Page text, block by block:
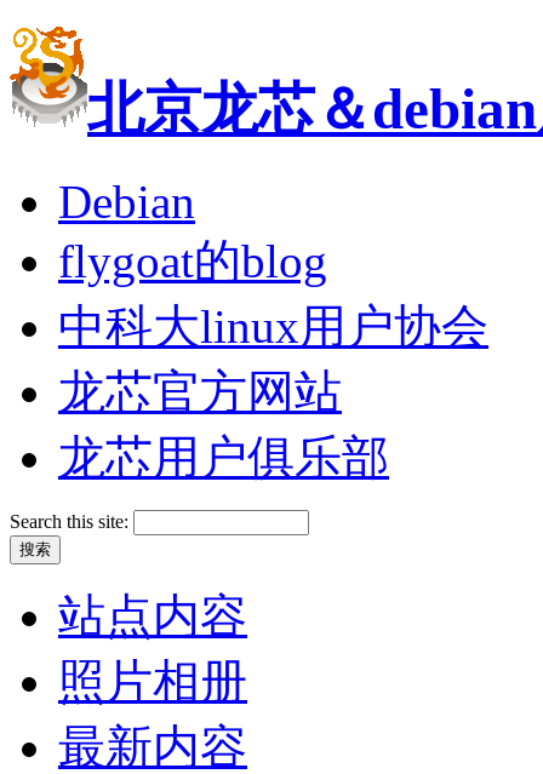
北京龙芯＆
Debian
flygoat的blog
中科大linux用户协会
龙芯官方网站
龙芯用户俱乐部
Search this site:
站点内容
照片相册
最新内容